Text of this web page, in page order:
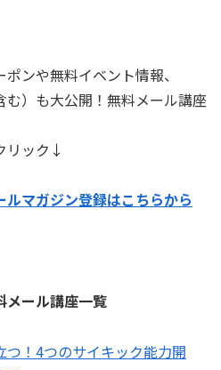
ンや無料イベント情報、
）も大公開！無料メール講座
リック↓
マガジン登録はこちらから
メール講座一覧
つ！4つのサイキック能力開